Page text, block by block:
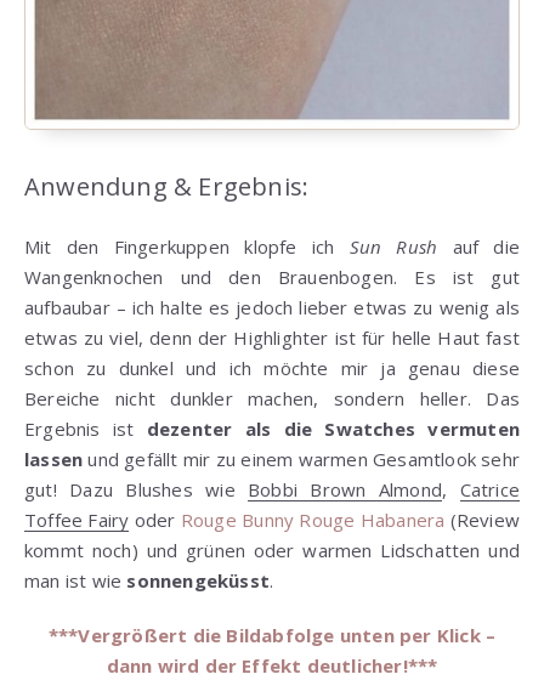
Anwendung & Ergebnis:
Mit den Fingerkuppen klopfe ich Sun Rush auf die
Wangenknochen und den Brauenbogen. Es ist gut
aufbaubar – ich halte es jedoch lieber etwas zu wenig als
etwas zu viel, denn der Highlighter ist für helle Haut fast
schon zu dunkel und ich möchte mir ja genau diese
Bereiche nicht dunkler machen, sondern heller. Das
Ergebnis ist dezenter als die Swatches vermuten
lassen und gefällt mir zu einem warmen Gesamtlook sehr
gut! Dazu Blushes wie Bobbi Brown Almond, Catrice
Toffee Fairy oder Rouge Bunny Rouge Habanera (Review
kommt noch) und grünen oder warmen Lidschatten und
man ist wie sonnengeküsst.
***Vergrößert die Bildabfolge unten per Klick –
dann wird der Effekt deutlicher!***